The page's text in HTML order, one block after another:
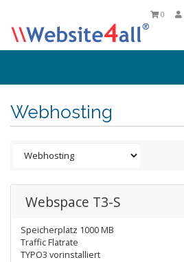
0
Webhosting
Webspace T3-S
Speicherplatz 1000 MB
Traffic Flatrate
TYPO3 vorinstalliert